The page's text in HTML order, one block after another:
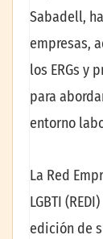
Sabadell,
empresas,
los ERGs y
para
entorno
La Red
LGBTI
edición de